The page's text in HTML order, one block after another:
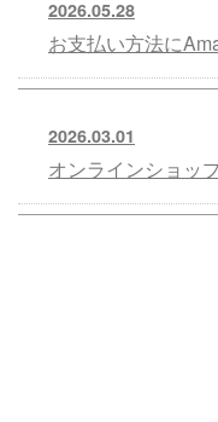
2026.05.28
お支払い方法に
2026.03.01
オンラインショッ